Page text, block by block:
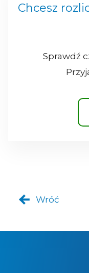
Chcesz
Sprawdź
Wróć